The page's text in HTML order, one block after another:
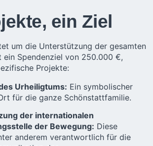
ein Ziel
um die Unterstützung der gesamten
ein Spendenziel von 250.000 €,
Projekte:
Urheiligtums: Ein symbolischer
für die ganze Schönstattfamilie.
der internationalen
der Bewegung: Diese
anderem verantwortlich für die